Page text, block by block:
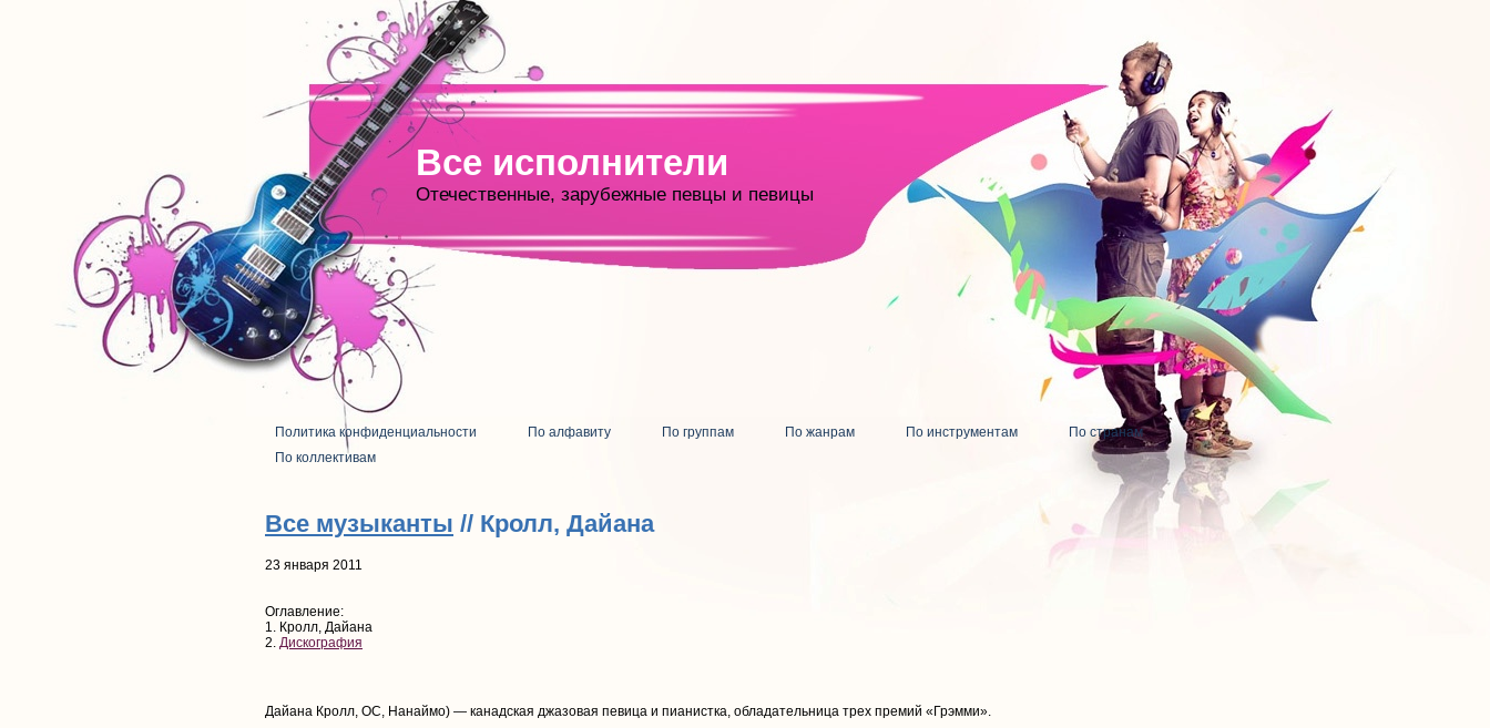
Все исполнители
Отечественные, зарубежные певцы и певицы
Политика конфиденциальности По алфавиту По группам По жанрам По инструментам
По странам
По коллективам
Все музыканты // Кролл, Дайана
23 января 2011
Оглавление:
1. Кролл, Дайана
2. Дискография
Дайана Кролл, OC, Нанаймо) — канадская джазовая певица и пианистка, обладательница трех премий «Грэмми».